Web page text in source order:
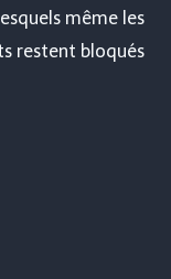
lesquels même les
restent bloqués